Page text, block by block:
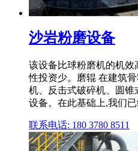
沙岩粉磨设备
该设备比球粉磨机的机效
性投资少。磨辊 在建筑
机、反击式破碎机、圆
设备。在此基础上,我们已
联系电话: 180 3780 8511